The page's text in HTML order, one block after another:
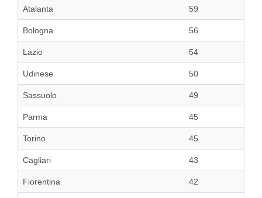
Atalanta 59
Bologna 56
Lazio 54
Udinese 50
Sassuolo 49
Parma 45
Torino 45
Cagliari 43
Fiorentina 42